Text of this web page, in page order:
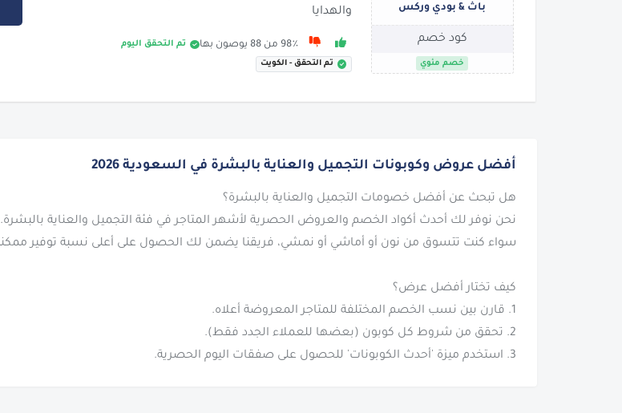
باث & بودي وركس
كود خصم
خصم مئوي
والهدايا
98٪ من 88 يوصون بها تم التحقق اليوم
تم التحقق - الكويت
أفضل عروض وكوبونات التجميل والعناية بالبشرة في السعودية 2026
نحن نوفر لك أحدث أكواد الخصم والعروض الحصرية لأشهر المتاجر في فئة التجميل والعناية بالبشرة.
3. استخدم ميزة 'أحدث الكوبونات' للحصول على صفقات اليوم الحصرية.